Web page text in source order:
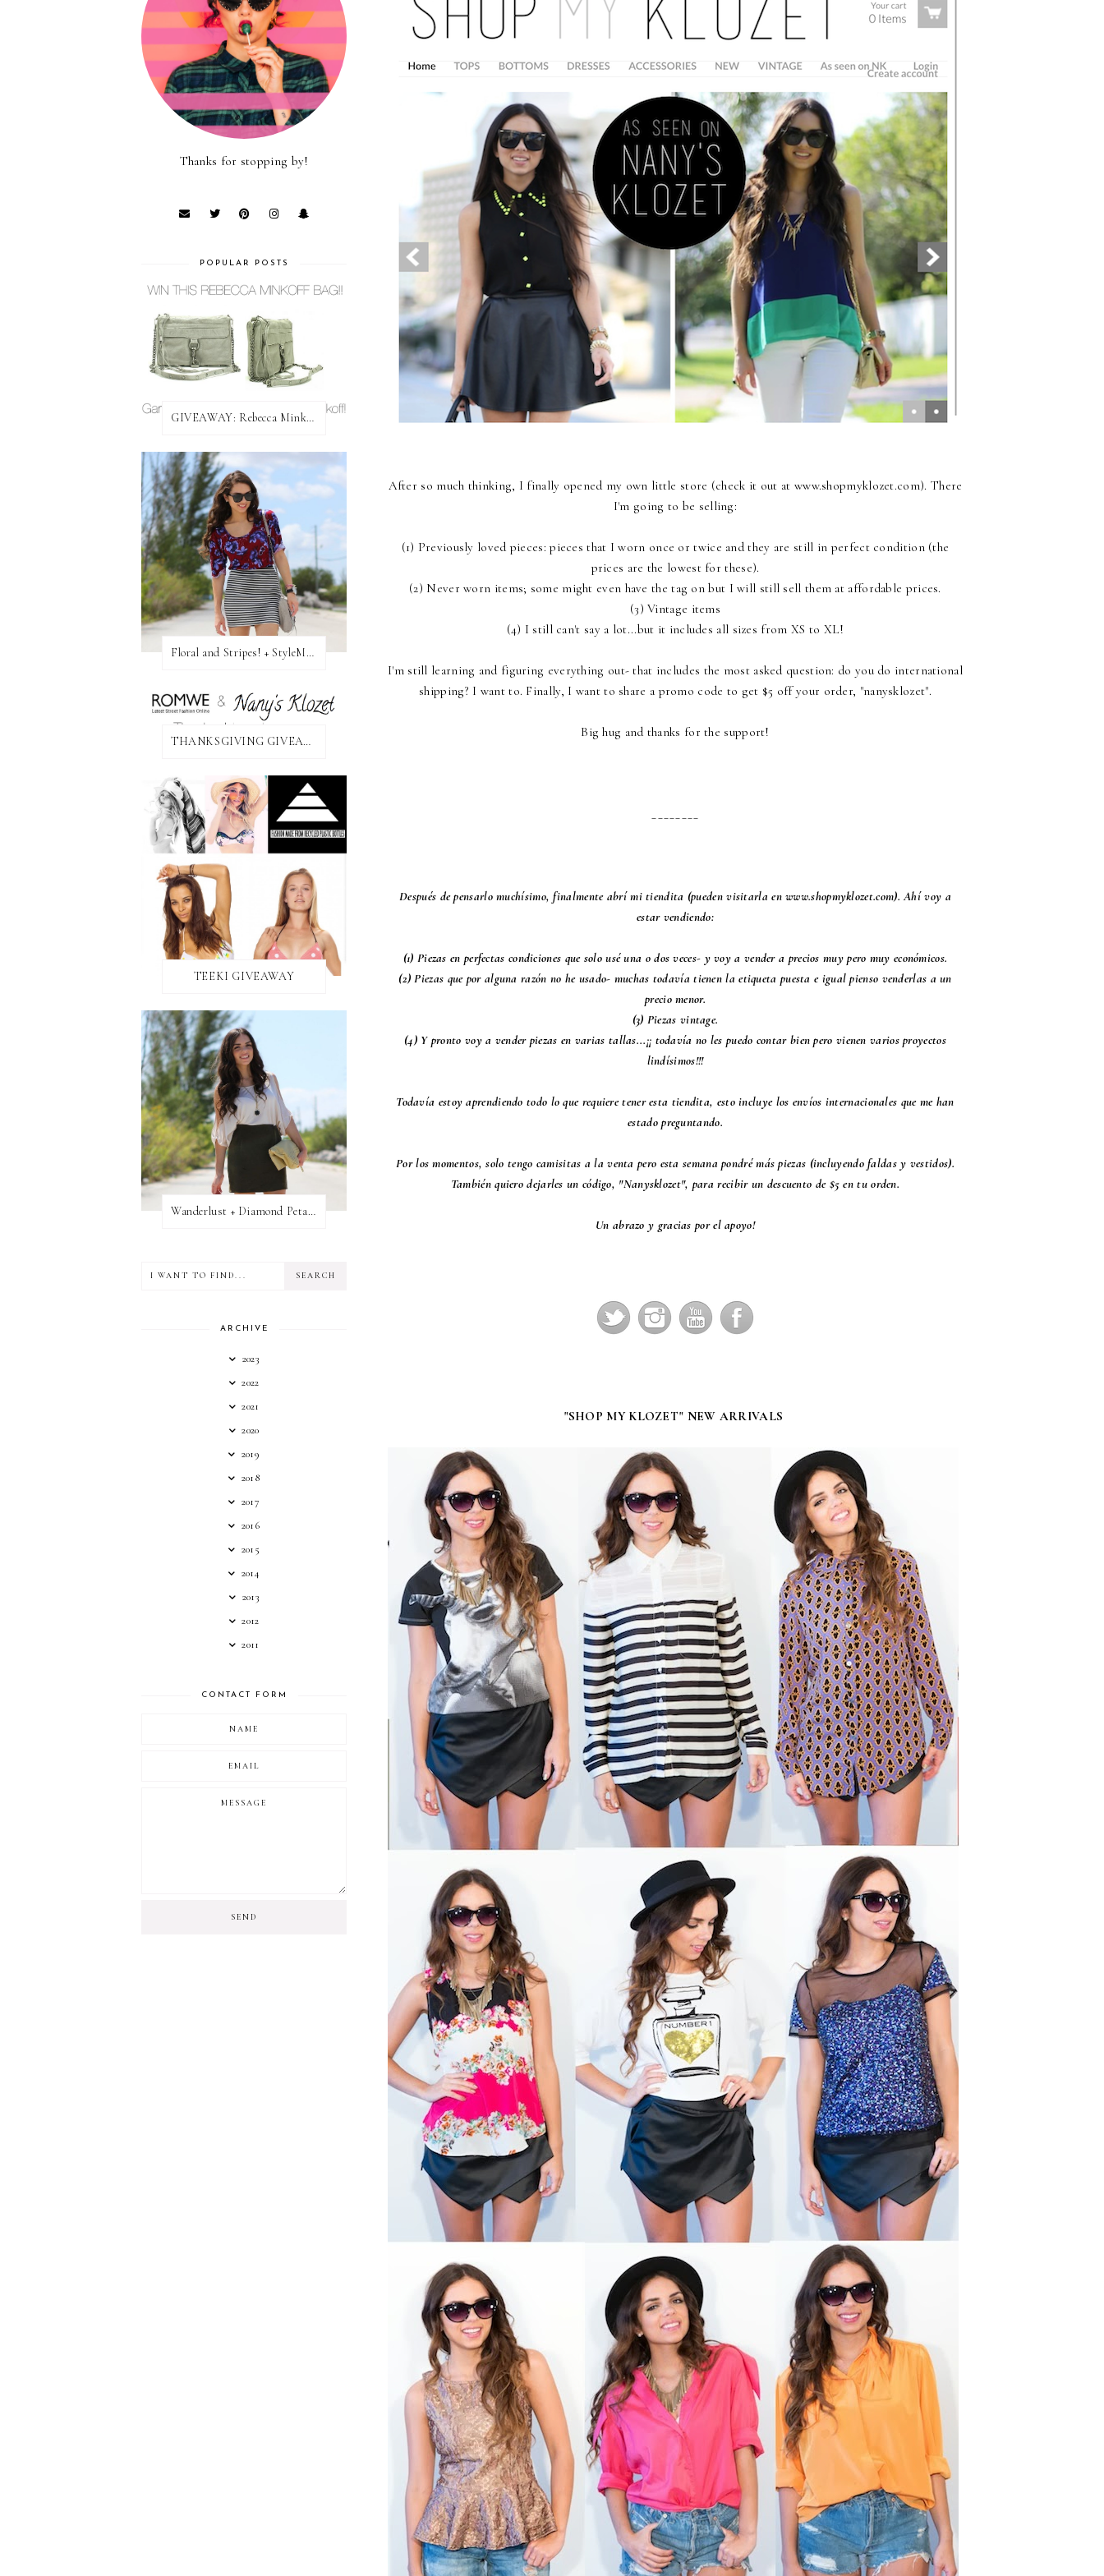
After so much thinking, I finally opened my own little store (check it out at www.shopmyklozet.com). There
I'm going to be selling:
(1) Previously loved pieces: pieces that I worn once or twice and they are still in perfect condition (the
prices are the lowest for these).
(2) Never worn items; some might even have the tag on but I will still sell them at affordable prices.
(3) Vintage items
(4) I still can't say a lot...but it includes all sizes from XS to XL!
I'm still learning and figuring everything out- that includes the most asked question: do you do international
shipping? I want to. Finally, I want to share a promo code to get $5 off your order, "nanysklozet".
Big hug and thanks for the support!
Después de pensarlo muchísimo, finalmente abrí mi tiendita (pueden visitarla enwww.shopmyklozet.com). Ahí voy a
estar vendiendo:
(1) Piezas en perfectas condiciones que solo usé una o dos veces- y voy a vender a precios muy pero muy económicos.
(2) Piezas que por alguna razón no he usado- muchas todavía tienen la etiqueta puesta e igual pienso venderlas a un
precio menor.
(3) Piezas vintage.
(4) Y pronto voy a vender piezas en varias tallas...¡¡ todavía no les puedo contar bien pero vienen varios proyectos
lindísimos!!!
Todavía estoy aprendiendo todo lo que requiere tener esta tiendita, esto incluye los envíos internacionales que me han
estado preguntando.
Por los momentos, solo tengo camisitas a la venta pero esta semana pondré más piezas (incluyendo faldas y vestidos).
También quiero dejarles un código, "Nanysklozet", para recibir un descuento de $5 en tu orden.
Un abrazo y gracias por el apoyo!
"SHOP MY KLOZET" NEW ARRIVALS
Thanks for stopping by!
POPULAR POSTS
GIVEAWAY: Rebecca Minkoff Bag!
Floral and Stripes! + StyleMint GIVEAWAY!
THANKSGIVING GIVEAWAY!
TEEKI GIVEAWAY
Wanderlust + Diamond Petal Giveaway
ARCHIVE
2023
2022
2021
2020
2019
2018
2017
2016
2015
2014
2013
2012
2011
CONTACT FORM